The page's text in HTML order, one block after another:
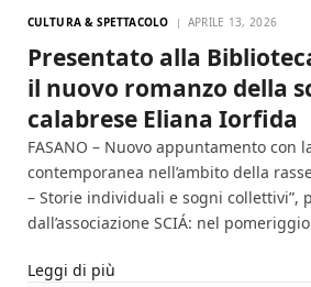
CULTURA & SPETTACOLO APRILE 13, 2026
Presentato alla
il nuovo romanzo della
calabrese Eliana Iorfida
FASANO – Nuovo appuntamento con
contemporanea nell’ambito della
– Storie individuali e sogni collettivi”,
dall’associazione SCIÁ: nel
Leggi di più